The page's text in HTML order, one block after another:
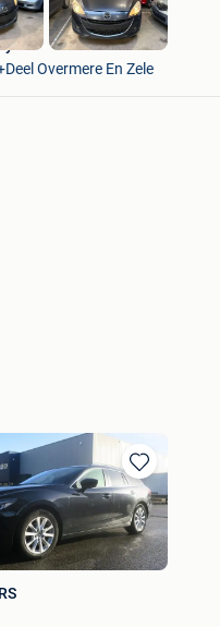
Overmere En Zele
Bewaren
in
Mijn
Favorieten